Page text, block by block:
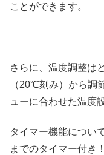
ことができます。
さらに、温度調整は
（20℃刻み）から調
ューに合わせた温度
タイマー機能につい
までのタイマー付き！